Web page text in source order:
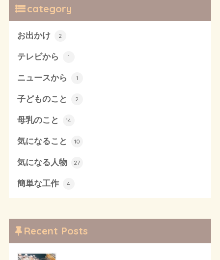
category
お出かけ 2
テレビから 1
ニュースから 1
子どものこと 2
母乳のこと 14
気になること 10
気になる人物 27
簡単な工作 4
Recent Posts